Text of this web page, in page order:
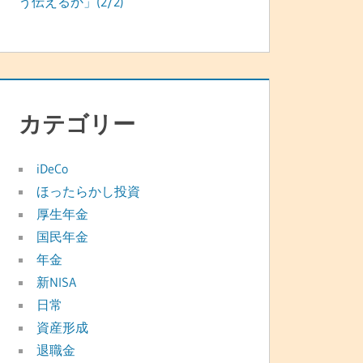
カテゴリー
iDeCo
ほったらかし投資
厚生年金
国民年金
年金
新NISA
日常
資産形成
退職金